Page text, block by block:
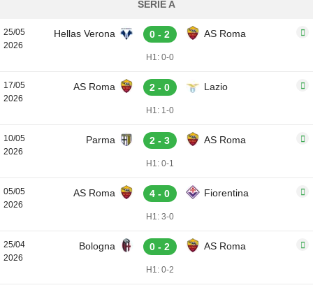
SERIE A
25/05
2026
Hellas Verona 0 - 2 AS Roma
H1: 0-0
17/05
2026
AS Roma 2 - 0 Lazio
H1: 1-0
10/05
2026
Parma 2 - 3 AS Roma
H1: 0-1
05/05
2026
AS Roma 4 - 0 Fiorentina
H1: 3-0
25/04
2026
Bologna 0 - 2 AS Roma
H1: 0-2